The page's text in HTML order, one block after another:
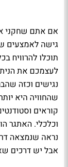
אם אתם שחקני
גישה לאמצעים
תוכלו להרוויח
לעצמכם את
נגישים וכזה
שהחוויה היא
קוראים
וכלכלי. האתגר
נראה שנמצאה
אבל יש דרכים